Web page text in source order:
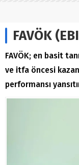
FAVÖK
FAVÖK; en basit
ve itfa öncesi
performansı